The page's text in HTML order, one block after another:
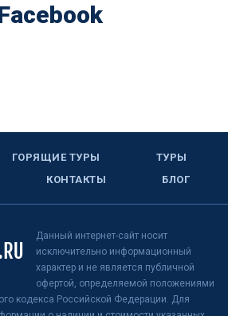
ГОРЯЩИЕ ТУРЫ
ТУРЫ
КОНТАКТЫ БЛОГ
Данный интернет-сайт носит
исключительно информационный
характер и не является публичной
офертой, определяемой положениями
кодекса Российской Федерации. Для